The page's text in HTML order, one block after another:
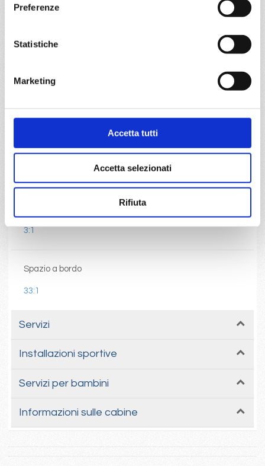
Preferenze
Statistiche
Marketing
Accetta tutti
Accetta selezionati
Rifiuta
32 m.
Tipo di elettricità
220-115 Volts/60 HZ
Bandiera
3:1
Spazio a bordo
33:1
Servizi
Installazioni sportive
Servizi per bambini
Informazioni sulle cabine